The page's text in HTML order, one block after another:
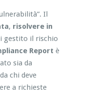
Il
, risolvere in
gestito il rischio
Report è
sia da
chi deve
a richieste